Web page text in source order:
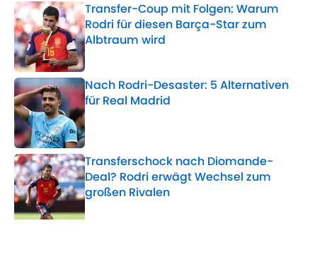
Transfer-Coup mit Folgen: Warum
Rodri für diesen Barça-Star zum
Albtraum wird
Published by on Invalid Date
Nach Rodri-Desaster: 5 Alternativen
für Real Madrid
Published by on Invalid Date
Transferschock nach Diomande-
Deal? Rodri erwägt Wechsel zum
großen Rivalen